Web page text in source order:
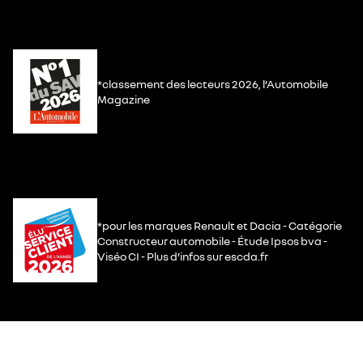
*classement des lecteurs 2026, l’Automobile
Magazine
*pour les marques Renault et Dacia - Catégorie
Constructeur automobile - Étude Ipsos bva -
Viséo CI - Plus d’infos sur escda.fr